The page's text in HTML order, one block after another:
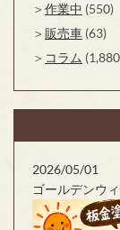
作業中 (550)
販売車 (63)
コラム
2026/05/01
ゴールデンウ